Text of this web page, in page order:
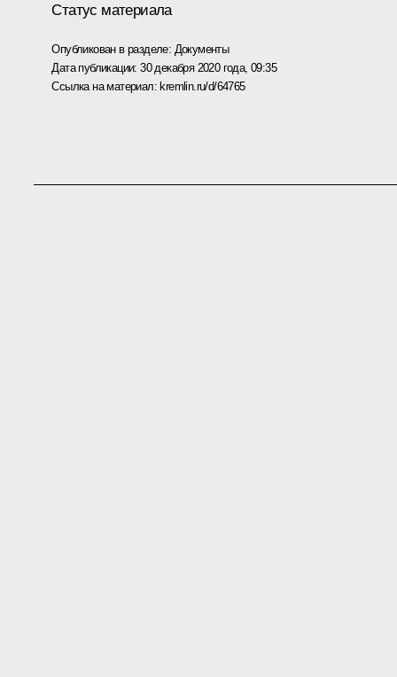
Статус материала
Опубликован в разделе: Документы
Дата публикации:30 декабря 2020 года, 09:35
Ссылка на материал: kremlin.ru/d/64765